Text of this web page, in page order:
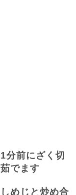
1分前にざく切
でます
めじと炒め合